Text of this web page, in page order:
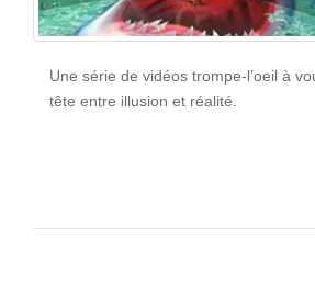
Une série de vidéos trompe-l’oeil à
tête entre illusion et réalité.